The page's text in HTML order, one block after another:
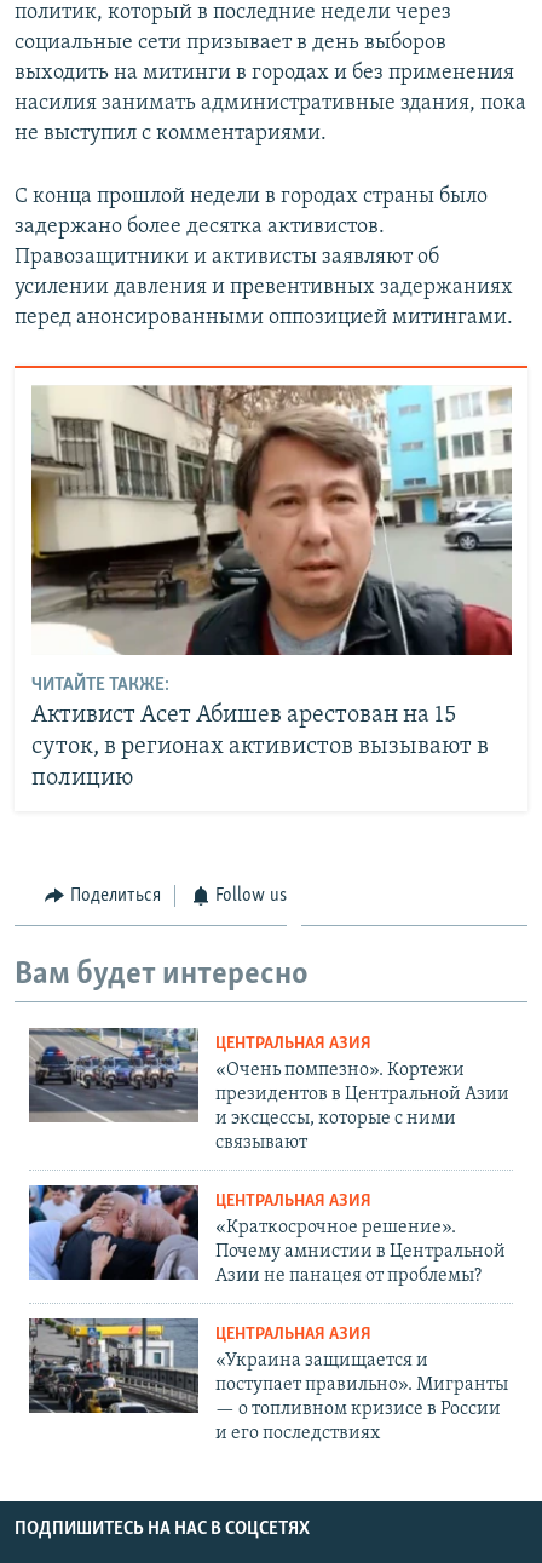
политик, который в последние недели через
социальные сети призывает в день выборов
выходить на митинги в городах и без применения
насилия занимать административные здания, пока
не выступил с комментариями.
С конца прошлой недели в городах страны было
задержано более десятка активистов.
Правозащитники и активисты заявляют об
усилении давления и превентивных задержаниях
перед анонсированными оппозицией митингами.
ЧИТАЙТЕ ТАКЖЕ:
Активист Асет Абишев арестован на 15
суток, в регионах активистов вызывают в
полицию
Поделиться Follow us
Вам будет интересно
ЦЕНТРАЛЬНАЯ АЗИЯ
«Очень помпезно». Кортежи
президентов в Центральной Азии
и эксцессы, которые с ними
связывают
ЦЕНТРАЛЬНАЯ АЗИЯ
«Краткосрочное решение».
Почему амнистии в Центральной
Азии не панацея от проблемы?
ЦЕНТРАЛЬНАЯ АЗИЯ
«Украина защищается и
поступает правильно». Мигранты
— о топливном кризисе в России
и его последствиях
ПОДПИШИТЕСЬ НА НАС В СОЦСЕТЯХ